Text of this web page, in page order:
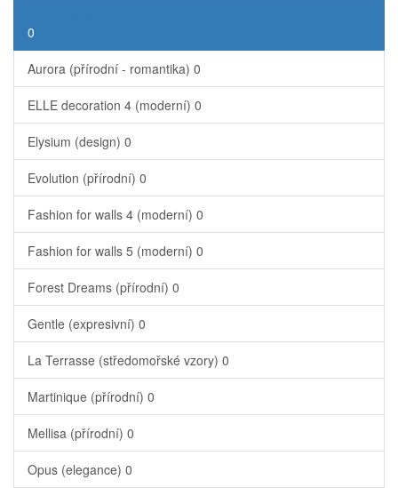
0
Aurora (přírodní - romantika) 0
ELLE decoration 4 (moderní) 0
Elysium (design) 0
Evolution (přírodní) 0
Fashion for walls 4 (moderní) 0
Fashion for walls 5 (moderní) 0
Forest Dreams (přírodní) 0
Gentle (expresivní) 0
La Terrasse (středomořské vzory) 0
Martinique (přírodní) 0
Mellisa (přírodní) 0
Opus (elegance) 0